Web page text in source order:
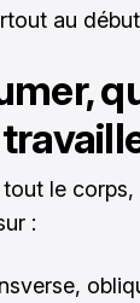
au
tout le
: